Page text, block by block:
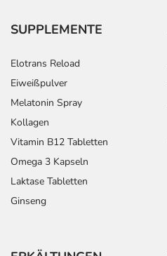
SUPPLEMENTE
Elotrans Reload
Eiweißpulver
Melatonin Spray
Kollagen
Vitamin B12 Tabletten
Omega 3 Kapseln
Laktase Tabletten
Ginseng